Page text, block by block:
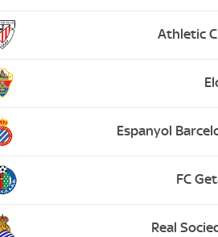
Athletic
Espanyol
FC
Real